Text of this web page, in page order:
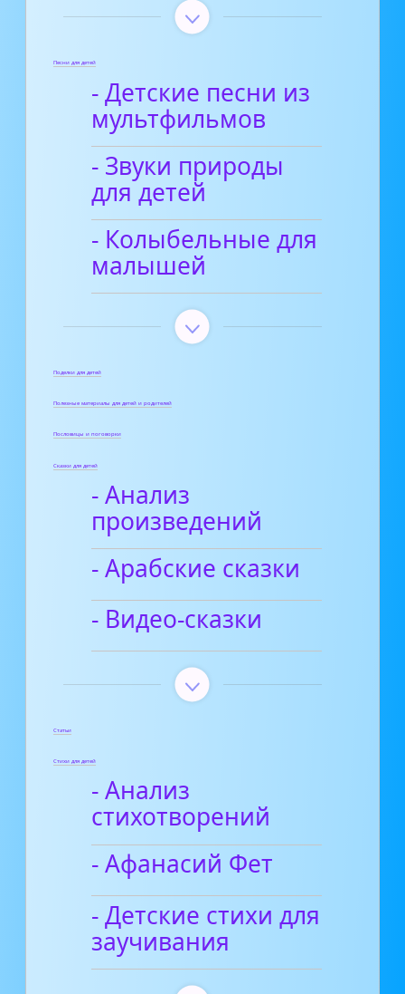
Песни для детей
- Детские песни из
мультфильмов
- Звуки природы
для детей
- Колыбельные для
малышей
Поделки для детей
Полезные материалы для детей и родителей
Пословицы и поговорки
Сказки для детей
- Анализ
произведений
- Арабские сказки
- Видео-сказки
Статьи
Стихи для детей
- Анализ
стихотворений
- Афанасий Фет
- Детские стихи для
заучивания